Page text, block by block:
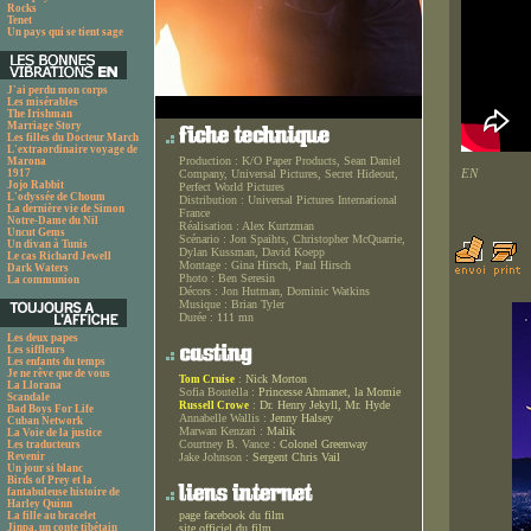
Rocks
Tenet
Un pays qui se tient sage
J'ai perdu mon corps
Les misérables
The Irishman
Marriage Story
Les filles du Docteur March
L'extraordinaire voyage de
Marona
1917
Jojo Rabbit
L'odyssée de Choum
La dernière vie de Simon
Notre-Dame du Nil
Uncut Gems
Un divan à Tunis
Le cas Richard Jewell
Dark Waters
La communion
Les deux papes
Les siffleurs
Les enfants du temps
Je ne rêve que de vous
La Llorana
Scandale
Bad Boys For Life
Cuban Network
La Voie de la justice
Les traducteurs
Revenir
Un jour si blanc
Birds of Prey et la
fantabuleuse histoire de
Harley Quinn
La fille au bracelet
Jinpa, un conte tibétain
Production : K/O Paper Products, Sean Daniel
Company, Universal Pictures, Secret Hideout,
Perfect World Pictures
Distribution : Universal Pictures International
France
Réalisation : Alex Kurtzman
Scénario : Jon Spaihts, Christopher McQuarrie,
Dylan Kussman, David Koepp
Montage : Gina Hirsch, Paul Hirsch
Photo : Ben Seresin
Décors : Jon Hutman, Dominic Watkins
Musique : Brian Tyler
Durée : 111 mn
Tom Cruise : Nick Morton
Sofia Boutella : Princesse Ahmanet, la Momie
Russell Crowe : Dr. Henry Jekyll, Mr. Hyde
Annabelle Wallis : Jenny Halsey
Marwan Kenzari : Malik
Courtney B. Vance : Colonel Greenway
Jake Johnson : Sergent Chris Vail
page facebook du film
site officiel du film
EN